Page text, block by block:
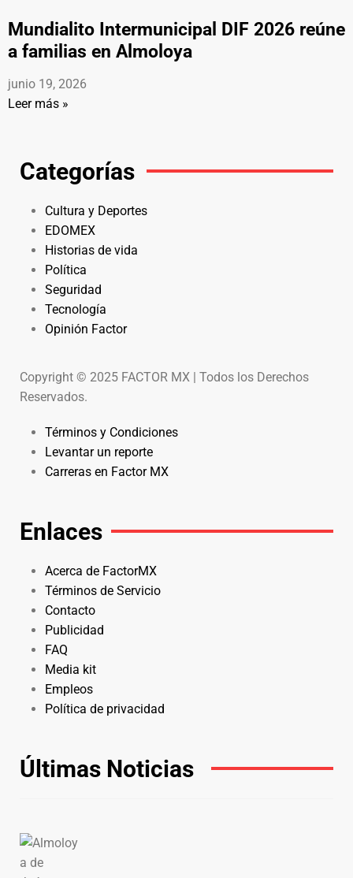
Mundialito Intermunicipal DIF 2026 reúne
a familias en Almoloya
junio 19, 2026
Leer más »
Categorías
Cultura y Deportes
EDOMEX
Historias de vida
Política
Seguridad
Tecnología
Opinión Factor
Copyright © 2025 FACTOR MX | Todos los Derechos
Reservados.
Términos y Condiciones
Levantar un reporte
Carreras en Factor MX
Enlaces
Acerca de FactorMX
Términos de Servicio
Contacto
Publicidad
FAQ
Media kit
Empleos
Política de privacidad
Últimas Noticias